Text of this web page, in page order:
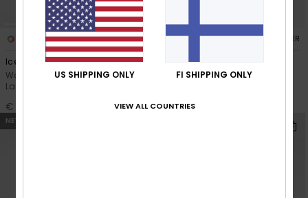
RECYCLED FIBER
Icedrift Layer
Women Black Technical Mid
Layer Top
€ 90,00
2 RECYCLED FIBER
Women Purple Technical Mid
€ 100,00
NEW
US SHIPPING ONLY FI SHIPPING ONLY
VIEW ALL COUNTRIES